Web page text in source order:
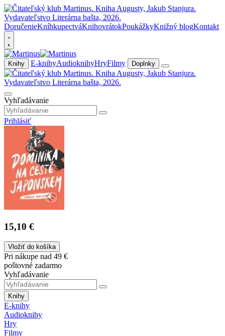
DoručenieKníhkupectváKnihovrátokPoukážkyKnižný blogKontakt
Knihy E-knihyAudioknihyHryFilmy Doplnky
Vyhľadávanie
Prihlásiť
15,10 €
Vložiť do košíka
Pri nákupe nad 49 €
poštovné zadarmo
Vyhľadávanie
Knihy
E-knihy
Audioknihy
Hry
Filmy